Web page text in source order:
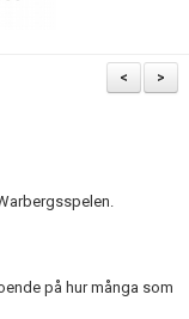
>
<
på hur många som